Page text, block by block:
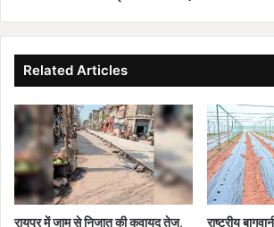
उ
प
ल
ब्ध
क
रा
या
जा
Related Articles
रायपुर में जाम से निजात की कवायद तेज,
राष्ट्रीय